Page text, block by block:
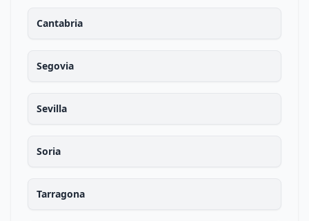
Cantabria
Segovia
Sevilla
Soria
Tarragona